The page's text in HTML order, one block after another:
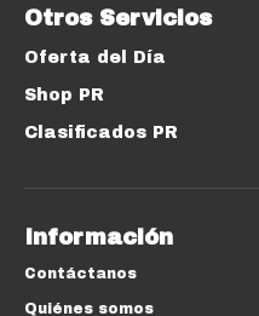
Otros Servicios
Oferta del Día
Shop PR
Clasificados PR
Información
Contáctanos
Quiénes somos